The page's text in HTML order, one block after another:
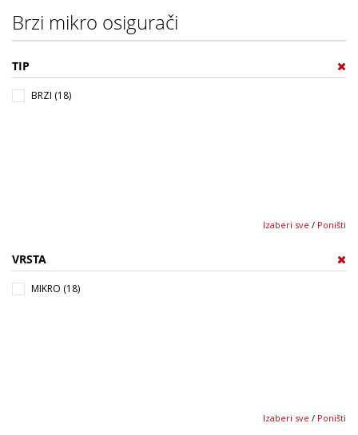
Brzi mikro osigurači
TIP
BRZI (18)
Izaberi sve / Poništi
VRSTA
MIKRO (18)
Izaberi sve / Poništi